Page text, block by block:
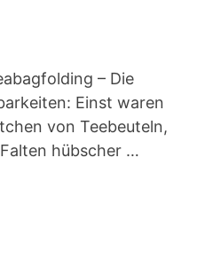
– Die
Einst waren
von Teebeuteln,
hübscher …